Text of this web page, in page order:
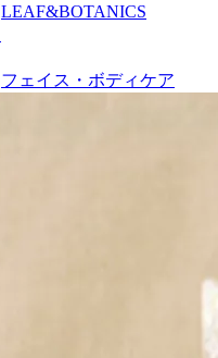
LEAF&BOTANICS
フェイス・ボディケア